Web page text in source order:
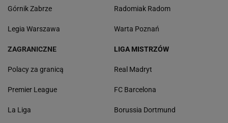
Górnik Zabrze
Legia Warszawa
Radomiak Radom
Warta Poznań
ZAGRANICZNE
Polacy za granicą
Premier League
La Liga
LIGA MISTRZÓW
Real Madryt
FC Barcelona
Borussia Dortmund